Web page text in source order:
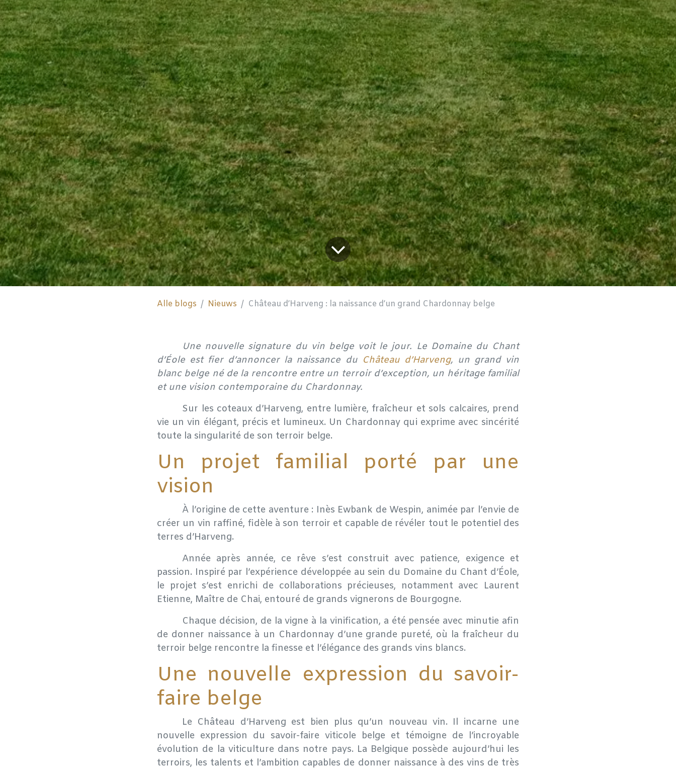
Alle blogs Nieuws Château d’Harveng : la naissance d’un grand Chardonnay belge
​Une nouvelle signature du vin belge voit le jour. Le Domaine du Chant
d’Éole est fier d’annoncer la naissance du Château d’Harveng, un grand vin
blanc belge né de la rencontre entre un terroir d’exception, un héritage familial
et une vision contemporaine du Chardonnay.
​Sur les coteaux d’Harveng, entre lumière, fraîcheur et sols calcaires, prend
vie un vin élégant, précis et lumineux. Un Chardonnay qui exprime avec sincérité
toute la singularité de son terroir belge.
Un projet familial porté par une
vision
​À l’origine de cette aventure : Inès Ewbank de Wespin, animée par l’envie de
créer un vin raffiné, fidèle à son terroir et capable de révéler tout le potentiel des
terres d’Harveng.
​Année après année, ce rêve s’est construit avec patience, exigence et
passion. Inspiré par l’expérience développée au sein du Domaine du Chant d’Éole,
le projet s’est enrichi de collaborations précieuses, notamment avec Laurent
Etienne, Maître de Chai, entouré de grands vignerons de Bourgogne.
​Chaque décision, de la vigne à la vinification, a été pensée avec minutie afin
de donner naissance à un Chardonnay d’une grande pureté, où la fraîcheur du
terroir belge rencontre la finesse et l’élégance des grands vins blancs.
Une nouvelle expression du savoir-
faire belge
​Le Château d’Harveng est bien plus qu’un nouveau vin. Il incarne une
nouvelle expression du savoir-faire viticole belge et témoigne de l’incroyable
évolution de la viticulture dans notre pays. La Belgique possède aujourd’hui les
terroirs, les talents et l’ambition capables de donner naissance à des vins de très